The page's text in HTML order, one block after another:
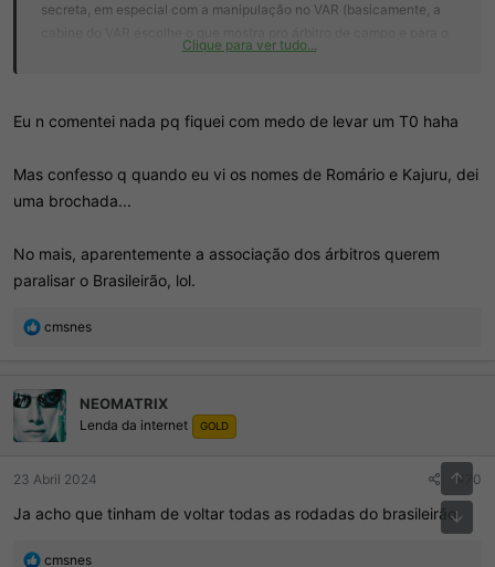
secreta, em especial com a manipulação no VAR (basicamente, a
telão, que é uma fração das imagens de diferentes ângulos
Ainda questionaram bem como a CBF e o STJD não fizeram nada
Até quem fez pergunta em tom de ironia saiu com um semblante
Clique para ver tudo...
Eu n comentei nada pq fiquei com medo de levar um T0 haha
Mas confesso q quando eu vi os nomes de Romário e Kajuru, dei
uma brochada...
No mais, aparentemente a associação dos árbitros querem
paralisar o Brasileirão, lol.
R
ç
õ
e
s
cmsnes
NEOMATRIX
Lenda da internet GOLD
23 Abril 2024 #70
Ja acho que tinham de voltar todas as rodadas do brasileirão
R
cmsnes